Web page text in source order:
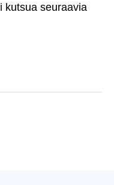
kutsua seuraavia